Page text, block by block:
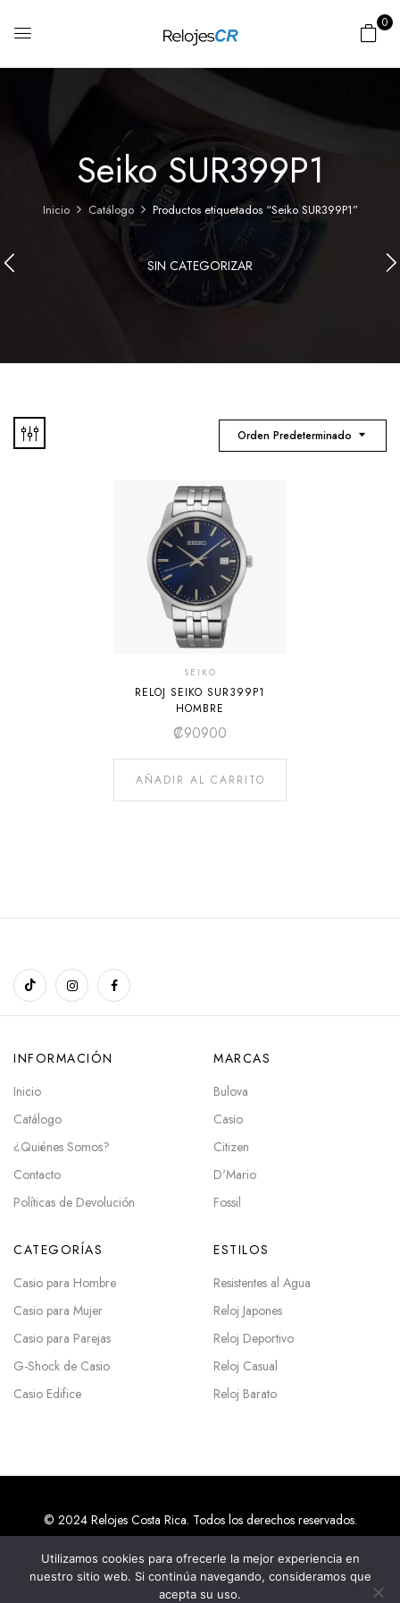
0
Seiko SUR399P1
Inicio Catálogo Productos etiquetados “Seiko SUR399P1”
SIN CATEGORIZAR
Orden Predeterminado
SEIKO
RELOJ SEIKO SUR399P1
HOMBRE
₡90900
AÑADIR AL CARRITO
INFORMACIÓN
Inicio
Catálogo
¿Quiénes Somos?
Contacto
Políticas de Devolución
MARCAS
Bulova
Casio
Citizen
D'Mario
Fossil
CATEGORÍAS
Casio para Hombre
Casio para Mujer
Casio para Parejas
G-Shock de Casio
Casio Edifice
ESTILOS
Resistentes al Agua
Reloj Japones
Reloj Deportivo
Reloj Casual
Reloj Barato
© 2024 Relojes Costa Rica. Todos los derechos reservados.
Agencias SEO en Costa Rica
Utilizamos cookies para ofrecerle la mejor experiencia en
nuestro sitio web. Si continúa navegando, consideramos que
acepta su uso.